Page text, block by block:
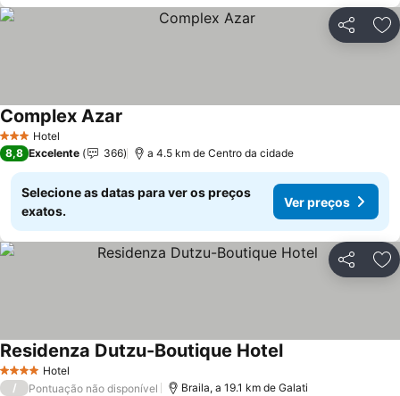
Partilhar
3 EstrelasHotel
Complex Azar
8,8 Excelente 366 a 4.5 km de Centro da cidade
Selecione as datas para ver os preços
exatos.
Ver preços
Partilhar
4 EstrelasHotel
Residenza Dutzu-Boutique HotelVer preços
/ Pontuação não disponível Braila, a 19.1 km de Galati